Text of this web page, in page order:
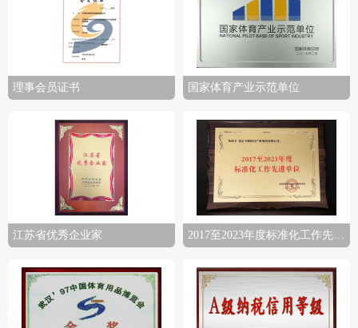
理事会员证书 国家体育产业示范单位
江苏省优秀企业家